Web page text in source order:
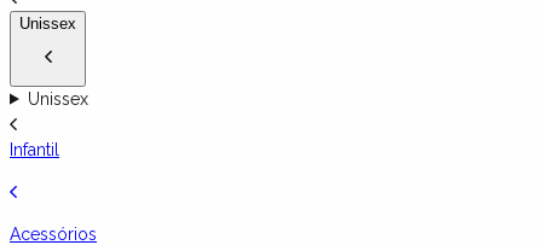
Unissex
Unissex
Infantil
Acessórios